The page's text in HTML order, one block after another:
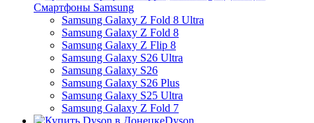
Смартфоны Samsung
Samsung Galaxy Z Fold 8 Ultra
Samsung Galaxy Z Fold 8
Samsung Galaxy Z Flip 8
Samsung Galaxy S26 Ultra
Samsung Galaxy S26
Samsung Galaxy S26 Plus
Samsung Galaxy S25 Ultra
Samsung Galaxy Z Fold 7
Dyson